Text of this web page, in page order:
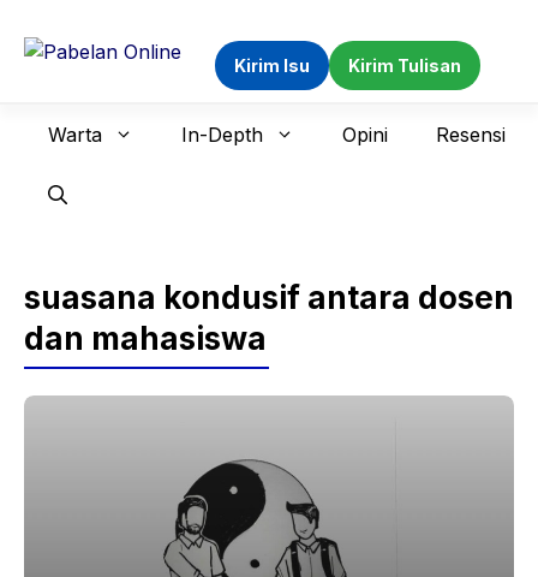
Kirim Isu Kirim Tulisan
Warta In-Depth Opini Resensi
suasana kondusif antara dosen
dan mahasiswa